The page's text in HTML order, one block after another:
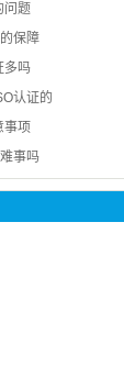
问题
保障
多吗
认证的
事项
事吗